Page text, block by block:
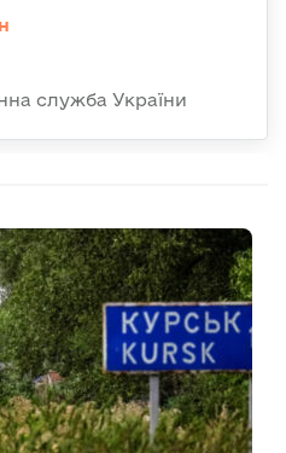
служба України